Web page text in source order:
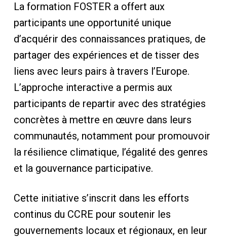
La formation FOSTER a offert aux
participants une opportunité unique
d’acquérir des connaissances pratiques, de
partager des expériences et de tisser des
liens avec leurs pairs à travers l’Europe.
L’approche interactive a permis aux
participants de repartir avec des stratégies
concrètes à mettre en œuvre dans leurs
communautés, notamment pour promouvoir
la résilience climatique, l’égalité des genres
et la gouvernance participative.
Cette initiative s’inscrit dans les efforts
continus du CCRE pour soutenir les
gouvernements locaux et régionaux, en leur